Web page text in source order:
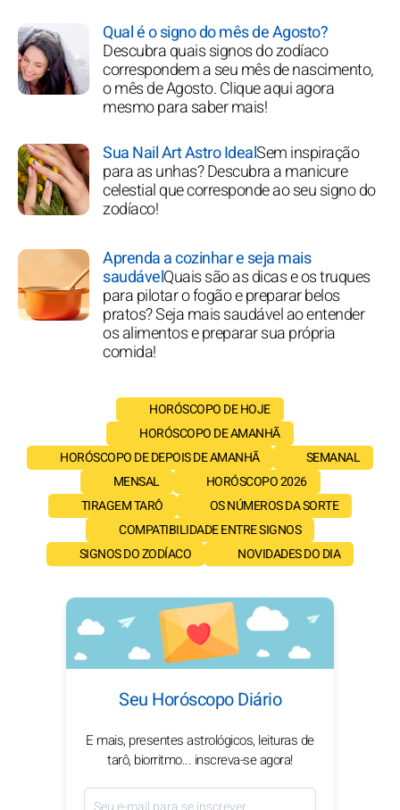
Qual é o signo do mês de Agosto?
Descubra quais signos do zodíaco
correspondem a seu mês de nascimento,
o mês de Agosto. Clique aqui agora
mesmo para saber mais!
Sua Nail Art Astro IdealSem inspiração
para as unhas? Descubra a manicure
celestial que corresponde ao seu signo do
zodíaco!
Aprenda a cozinhar e seja mais
saudávelQuais são as dicas e os truques
para pilotar o fogão e preparar belos
pratos? Seja mais saudável ao entender
os alimentos e preparar sua própria
comida!
HORÓSCOPO DE HOJE
HORÓSCOPO DE AMANHÃ
HORÓSCOPO DE DEPOIS DE AMANHÃ
SEMANAL
MENSAL
HORÓSCOPO 2026
TIRAGEM TARÔ
OS NÚMEROS DA SORTE
COMPATIBILIDADE ENTRE SIGNOS
SIGNOS DO ZODÍACO
NOVIDADES DO DIA
Seu Horóscopo Diário
E mais, presentes astrológicos, leituras de
tarô, biorritmo... inscreva-se agora!